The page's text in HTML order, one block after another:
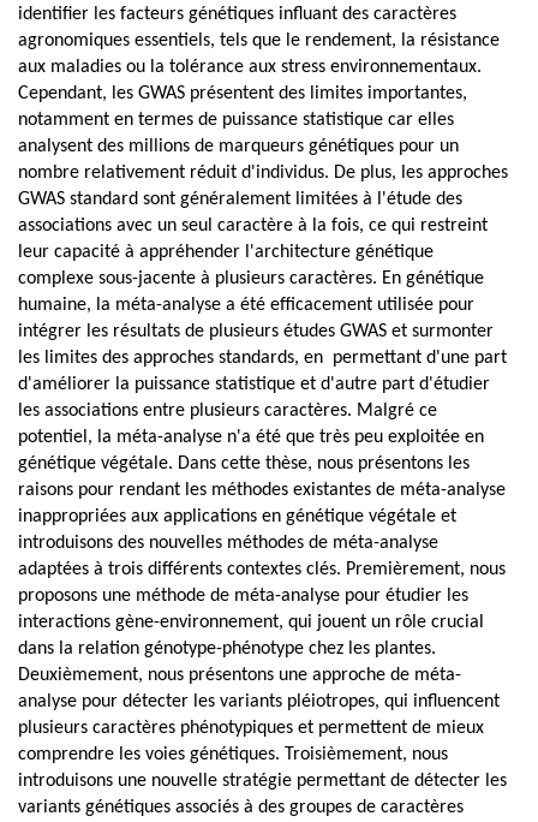
identifier les facteurs génétiques influant des caractères
agronomiques essentiels, tels que le rendement, la résistance
aux maladies ou la tolérance aux stress environnementaux.
Cependant, les GWAS présentent des limites importantes,
notamment en termes de puissance statistique car elles
analysent des millions de marqueurs génétiques pour un
nombre relativement réduit d'individus. De plus, les approches
GWAS standard sont généralement limitées à l'étude des
associations avec un seul caractère à la fois, ce qui restreint
leur capacité à appréhender l'architecture génétique
complexe sous-jacente à plusieurs caractères. En génétique
humaine, la méta-analyse a été efficacement utilisée pour
intégrer les résultats de plusieurs études GWAS et surmonter
les limites des approches standards, en permettant d'une part
d'améliorer la puissance statistique et d'autre part d'étudier
les associations entre plusieurs caractères. Malgré ce
potentiel, la méta-analyse n'a été que très peu exploitée en
génétique végétale. Dans cette thèse, nous présentons les
raisons pour rendant les méthodes existantes de méta-analyse
inappropriées aux applications en génétique végétale et
introduisons des nouvelles méthodes de méta-analyse
adaptées à trois différents contextes clés. Premièrement, nous
proposons une méthode de méta-analyse pour étudier les
interactions gène-environnement, qui jouent un rôle crucial
dans la relation génotype-phénotype chez les plantes.
Deuxièmement, nous présentons une approche de méta-
analyse pour détecter les variants pléiotropes, qui influencent
plusieurs caractères phénotypiques et permettent de mieux
comprendre les voies génétiques. Troisièmement, nous
introduisons une nouvelle stratégie permettant de détecter les
variants génétiques associés à des groupes de caractères